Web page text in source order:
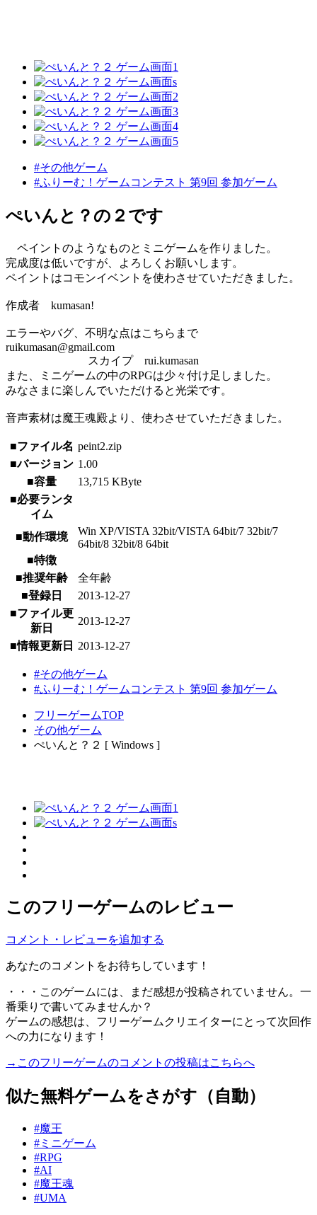
#その他ゲーム
#ふりーむ！ゲームコンテスト 第9回 参加ゲーム
ぺいんと？の２です
ペイントのようなものとミニゲームを作りました。
完成度は低いですが、よろしくお願いします。
ペイントはコモンイベントを使わさせていただきました。
作成者 kumasan!
エラーやバグ、不明な点はこちらまで
ruikumasan@gmail.com
スカイプ rui.kumasan
また、ミニゲームの中のRPGは少々付け足しました。
みなさまに楽しんでいただけると光栄です。
音声素材は魔王魂殿より、使わさせていただきました。
■ファイル名 peint2.zip
■バージョン 1.00
■容量
13,715 KByte
■必要ランタ
イム
■動作環境
Win XP/VISTA 32bit/VISTA 64bit/7 32bit/7
64bit/8 32bit/8 64bit
■特徴
■推奨年齢
全年齢
■登録日
2013-12-27
■ファイル更
新日
2013-12-27
■情報更新日 2013-12-27
#その他ゲーム
#ふりーむ！ゲームコンテスト 第9回 参加ゲーム
フリーゲームTOP
その他ゲーム
ぺいんと？２ [ Windows ]
このフリーゲームのレビュー
コメント・レビューを追加する
あなたのコメントをお待ちしています！
・・・このゲームには、まだ感想が投稿されていません。一
番乗りで書いてみませんか？
ゲームの感想は、フリーゲームクリエイターにとって次回作
への力になります！
→このフリーゲームのコメントの投稿はこちらへ
似た無料ゲームをさがす（自動）
#魔王
#ミニゲーム
#RPG
#AI
#魔王魂
#UMA